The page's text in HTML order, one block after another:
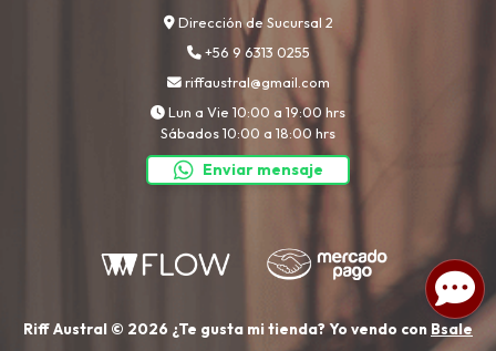
Dirección de Sucursal 2
+56 9 6313 0255
riffaustral@gmail.com
Lun a Vie 10:00 a 19:00 hrs
Sábados 10:00 a 18:00 hrs
Enviar mensaje
Riff Austral © 2026 ¿Te gusta mi tienda? Yo vendo con Bsale